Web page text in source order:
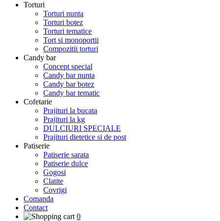
Torturi
Torturi nunta
Torturi botez
Torturi tematice
Tort si monoportii
Compozitii torturi
Candy bar
Concept special
Candy bar nunta
Candy bar botez
Candy bar tematic
Cofetarie
Prajituri la bucata
Prajituri la kg
DULCIURI SPECIALE
Prajituri dietetice si de post
Patiserie
Patiserie sarata
Patiserie dulce
Gogosi
Clatite
Covrigi
Comanda
Contact
0